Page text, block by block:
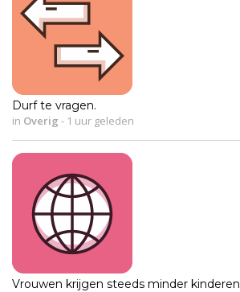
Durf te vragen.
in Overig - 1 uur geleden
Vrouwen krijgen steeds minder kinderen